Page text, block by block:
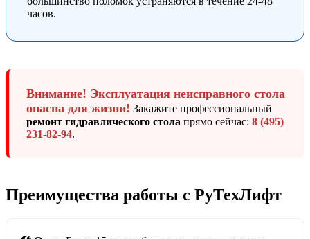
часов.
Внимание! Эксплуатация неисправного стола
опасна для жизни! Закажите профессиональный
ремонт гидравлического стола прямо сейчас: 8 (495)
231-82-94.
Преимущества работы с РуТехЛифт